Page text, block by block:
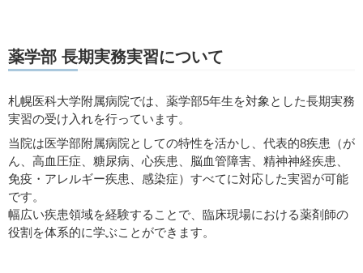
薬学部 長期実務実習について
札幌医科大学附属病院では、薬学部5年生を対象とした長期実務
実習の受け入れを行っています。
当院は医学部附属病院としての特性を活かし、代表的8疾患（が
ん、高血圧症、糖尿病、心疾患、脳血管障害、精神神経疾患、
免疫・アレルギー疾患、感染症）すべてに対応した実習が可能
です。
幅広い疾患領域を経験することで、臨床現場における薬剤師の
役割を体系的に学ぶことができます。